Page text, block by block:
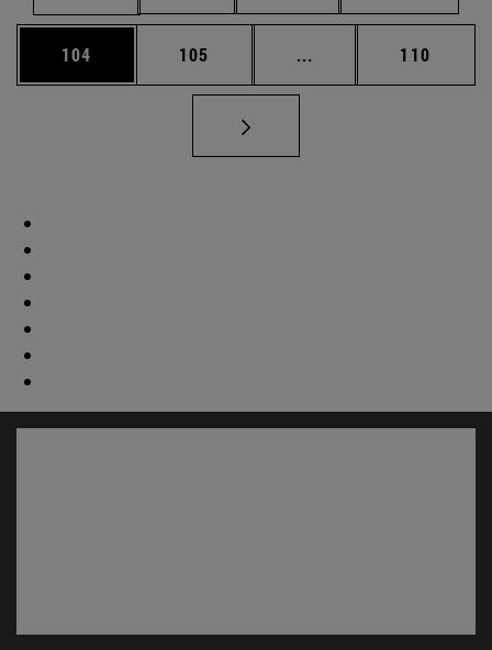
Página
104 Página
105 ... Páginas intermedias
Página
110